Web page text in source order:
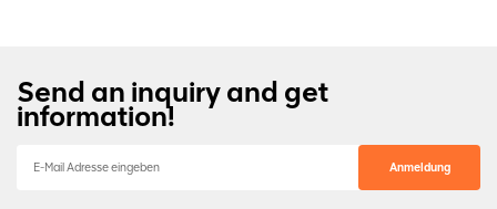
Send an inquiry and get
information!